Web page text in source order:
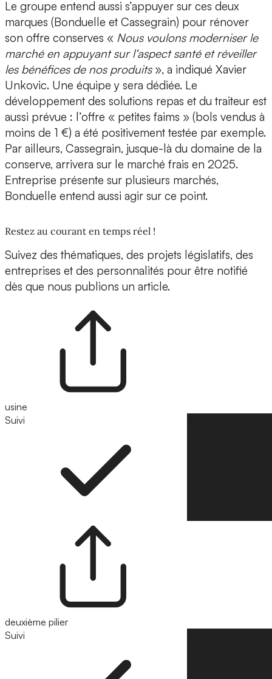
Le groupe entend aussi s’appuyer sur ces deux
marques (Bonduelle et Cassegrain) pour rénover
son offre conserves « Nous voulons moderniser le
marché en appuyant sur l‘aspect santé et réveiller
les bénéfices de nos produits», a indiqué Xavier
Unkovic. Une équipe y sera dédiée. Le
développement des solutions repas et du traiteur est
aussi prévue : l’offre « petites faims » (bols vendus à
moins de 1 €) a été positivement testée par exemple.
Par ailleurs, Cassegrain, jusque-là du domaine de la
conserve, arrivera sur le marché frais en 2025.
Entreprise présente sur plusieurs marchés,
Bonduelle entend aussi agir sur ce point.
Restez au courant en temps réel !
Suivez des thématiques, des projets législatifs, des
entreprises et des personnalités pour être notifié
dès que nous publions un article.
usine
Suivi
deuxième pilier
Suivi